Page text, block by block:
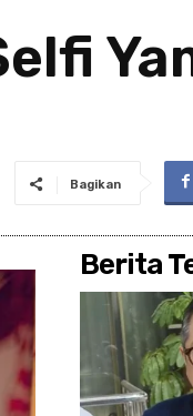
Bagikan
Berita